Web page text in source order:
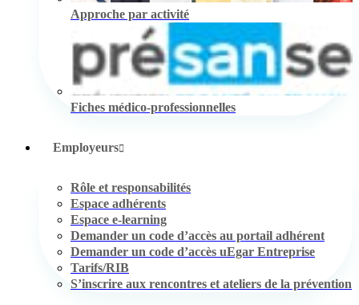
Approche par activité
Fiches médico-professionnelles
Employeurs
Rôle et responsabilités
Espace adhérents
Espace e-learning
Demander un code d’accès au portail adhérent
Demander un code d’accès uEgar Entreprise
Tarifs/RIB
S’inscrire aux rencontres et ateliers de la prévention